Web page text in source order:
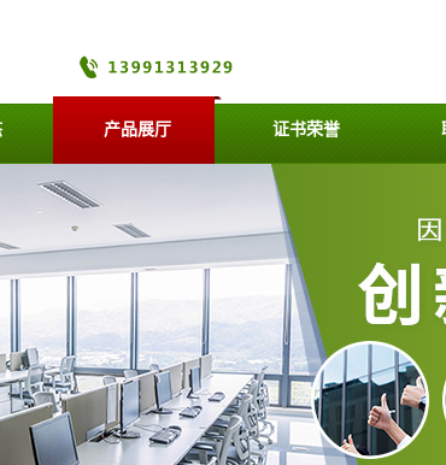
产品展厅 证书荣誉